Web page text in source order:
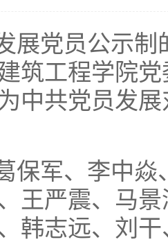
展党员公示
筑工程学院
中共党员发
保军、李中
王严震、马
韩志远、刘